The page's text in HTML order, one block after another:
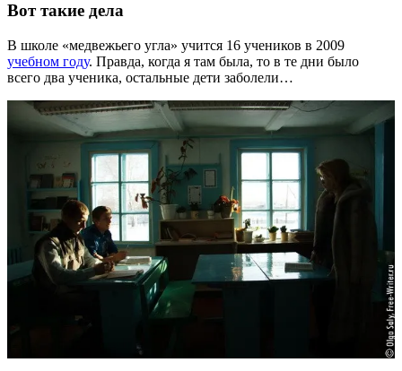
Вот такие дела
В школе «медвежьего угла» учится 16 учеников в 2009
учебном году. Правда, когда я там была, то в те дни было
всего два ученика, остальные дети заболели…